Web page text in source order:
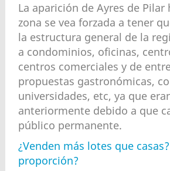
La aparición de Ayres de Pilar
zona se vea forzada a tener
la estructura general de la
a condominios, oficinas,
centros comerciales y de
propuestas gastronómicas,
universidades, etc, ya que
anteriormente debido a que
público permanente.
¿Venden más lotes que
proporción?